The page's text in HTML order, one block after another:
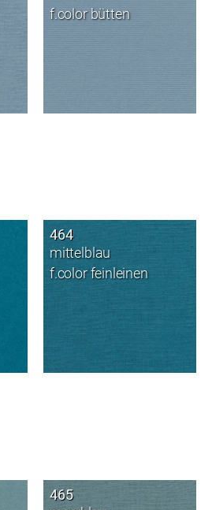
f.color bütten
464
mittelblau
f.color feinleinen
465